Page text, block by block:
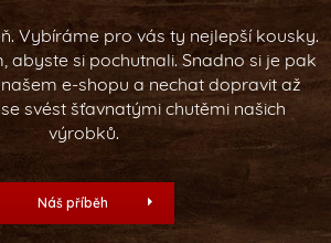
Vybíráme pro vás ty nejlepší kousky.
abyste si pochutnali. Snadno si je pak
e-shopu a nechat dopravit až
svést šťavnatými chutěmi našich
výrobků.
Náš příběh